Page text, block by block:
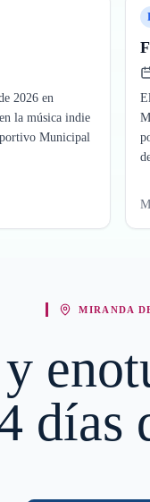
2026 en
la música indie
Municipal
MIRANDA
días